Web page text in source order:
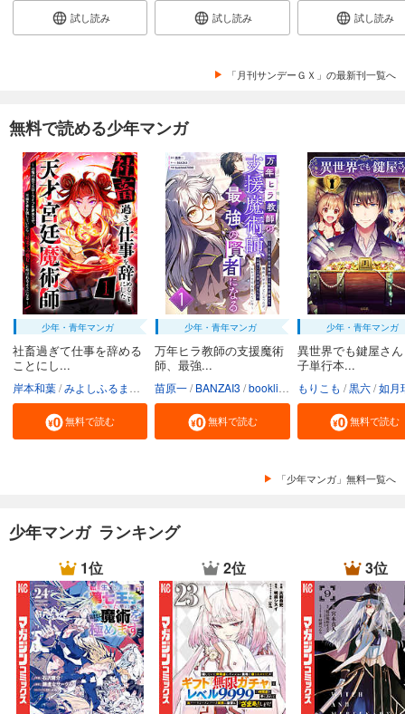
試し読み 試し読み 試し読み
「月刊サンデーＧＸ」の最新刊一覧へ
無料で読める少年マンガ
少年・青年マンガ
社畜過ぎて仕事を辞める
ことにし...
岸本和葉 みよしふるまち booklistaSTUDIO
無料で読む
少年・青年マンガ
万年ヒラ教師の支援魔術
師、最強...
苗原一 BANZAI3 booklistaSTUDIO
無料で読む
少年・青年マンガ
異世界でも鍵屋さ
子単行本...
もりこも 黒六 如月
無料で読む
「少年マンガ」無料一覧へ
少年マンガ ランキング
1位 2位 3位